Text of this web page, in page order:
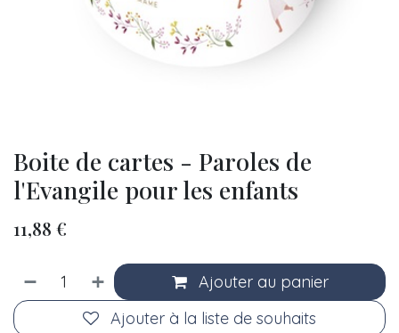
Boite de cartes - Paroles de
l'Evangile pour les enfants
11,88 €
Ajouter au panier
Ajouter à la liste de souhaits